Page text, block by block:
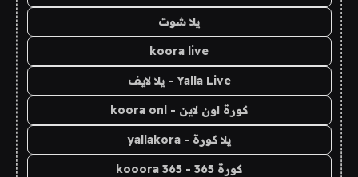
يلا شوت
koora live
Yalla Live - يلا لايف
كورة اون لاين - koora onl
يلا كورة - yallakora
كورة 365 - kooora 365